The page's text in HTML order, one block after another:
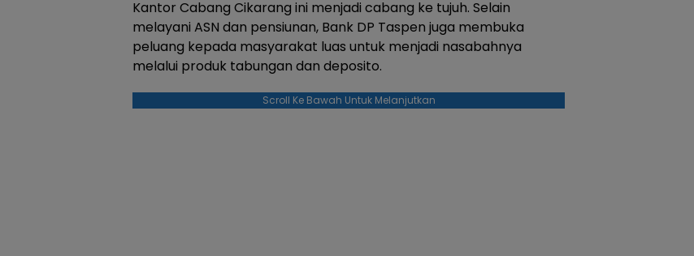
Kantor Cabang Cikarang ini menjadi cabang ke tujuh. Selain
melayani ASN dan pensiunan, Bank DP Taspen juga membuka
peluang kepada masyarakat luas untuk menjadi nasabahnya
melalui produk tabungan dan deposito.
Scroll Ke Bawah Untuk Melanjutkan